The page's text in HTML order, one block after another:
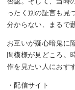
ったく別の証言も見
分からない、まるで
お互いが疑心暗鬼に
間模様が見どころ。
作を見たい人におす
・配信サイト